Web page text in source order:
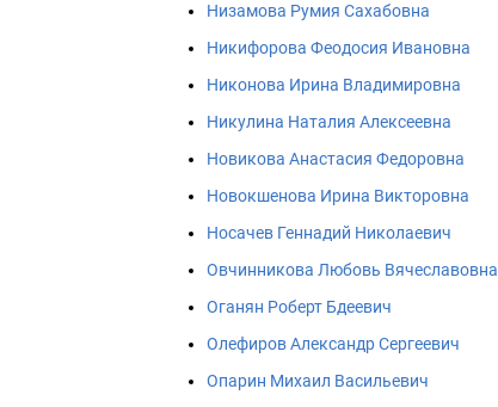
Низамова Румия Сахабовна
Никифорова Феодосия Ивановна
Никонова Ирина Владимировна
Никулина Наталия Алексеевна
Новикова Анастасия Федоровна
Новокшенова Ирина Викторовна
Носачев Геннадий Николаевич
Овчинникова Любовь Вячеславовна
Оганян Роберт Бдеевич
Олефиров Александр Сергеевич
Опарин Михаил Васильевич